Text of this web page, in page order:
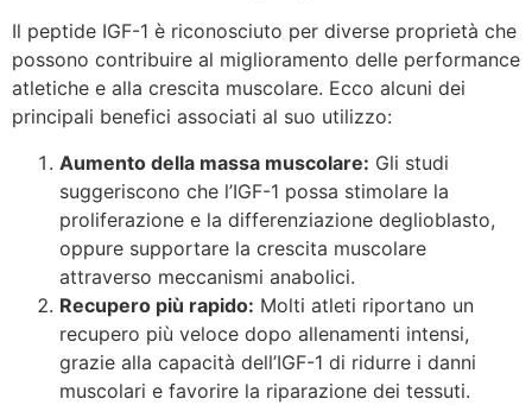
Il peptide IGF-1 è riconosciuto per diverse proprietà che
possono contribuire al miglioramento delle performance
atletiche e alla crescita muscolare. Ecco alcuni dei
principali benefici associati al suo utilizzo:
Aumento della massa muscolare: Gli studi
suggeriscono che l’IGF-1 possa stimolare la
proliferazione e la differenziazione deglioblasto,
oppure supportare la crescita muscolare
attraverso meccanismi anabolici.
Recupero più rapido: Molti atleti riportano un
recupero più veloce dopo allenamenti intensi,
grazie alla capacità dell’IGF-1 di ridurre i danni
muscolari e favorire la riparazione dei tessuti.